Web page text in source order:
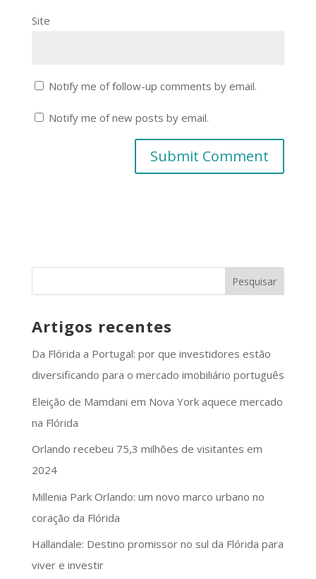
Site
Notify me of follow-up comments by email.
Notify me of new posts by email.
Artigos recentes
Da Flórida a Portugal: por que investidores estão
diversificando para o mercado imobiliário português
Eleição de Mamdani em Nova York aquece mercado
na Flórida
Orlando recebeu 75,3 milhões de visitantes em
2024
Millenia Park Orlando: um novo marco urbano no
coração da Flórida
Hallandale: Destino promissor no sul da Flórida para
viver e investir